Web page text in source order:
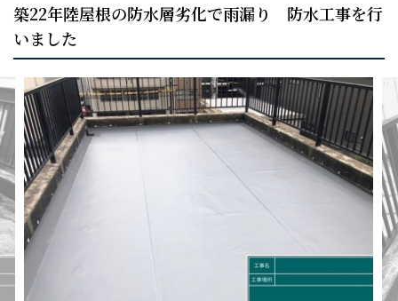
火災保険の活用方法について
お問い合わせ
施工実績
お知らせ
スタッフブログ
築22年陸屋根の防水層劣化で雨漏り 防水工事を行
いました